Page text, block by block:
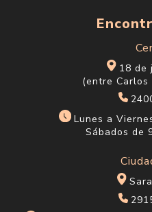
18 de
(entre Carlos
Lunes a
Sábados de